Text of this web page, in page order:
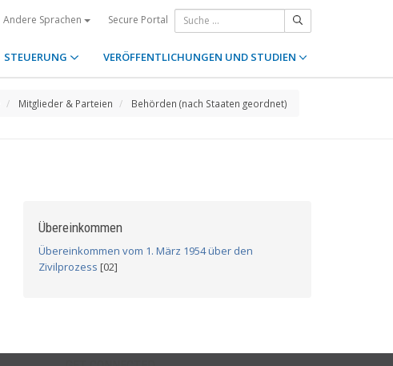
Andere Sprachen Secure Portal
STEUERUNG VERÖFFENTLICHUNGEN UND STUDIEN
Mitglieder & Parteien Behörden (nach Staaten geordnet)
Übereinkommen
Übereinkommen vom 1. März 1954 über den
Zivilprozess [02]